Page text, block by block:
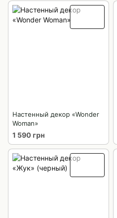
Настенный декор «Wonder
Woman»
1 590 грн